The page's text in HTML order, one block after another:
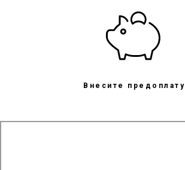
Внесите предоплату